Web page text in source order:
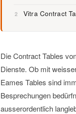
2 Vitra Contract
Die Contract Tables
Dienste. Ob mit
Eames Tables sind
Besprechungen
ausserordentlich